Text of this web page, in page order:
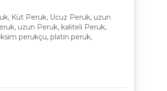
Küt Peruk, Ucuz Peruk, uzun
uzun Peruk, kaliteli Peruk,
perukçu, platin peruk,